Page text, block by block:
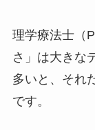
理学療法士（
さ」は大きな
多いと、それ
です。